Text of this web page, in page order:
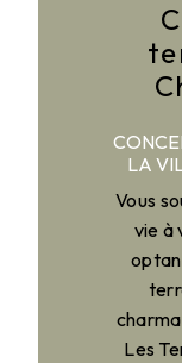
LA
Vous
vie à
Les